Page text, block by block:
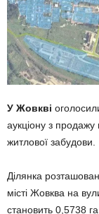
У Жовкві
аукціону з продажу
житлової забудови.
Ділянка
місті Жовква на
становить 0,5738